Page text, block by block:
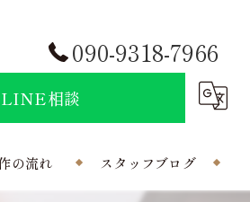
090-9318-7966
LINE相談
の流れ スタッフブログ